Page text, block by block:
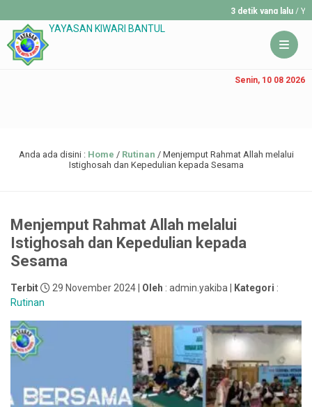
3 detik yang lalu/ YAKIBA
YAYASAN KIWARI BANTUL
Senin, 10 08 2026
Anda ada disini : Home / Rutinan / Menjemput Rahmat Allah melalui
Istighosah dan Kepedulian kepada Sesama
Menjemput Rahmat Allah melalui
Istighosah dan Kepedulian kepada
Sesama
Terbit 29 November 2024 | Oleh : admin.yakiba | Kategori :
Rutinan